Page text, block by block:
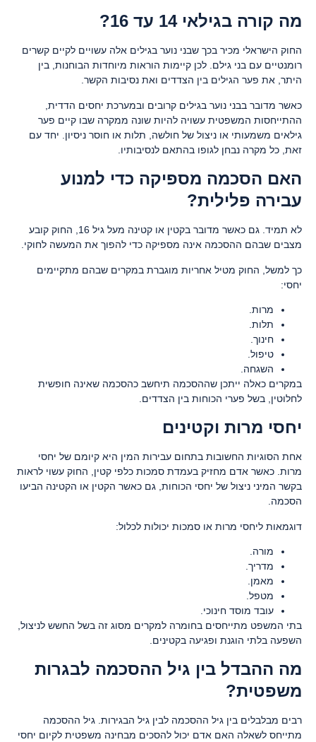
מה קורה בגילאי 14 עד 16?
החוק הישראלי מכיר בכך שבני נוער בגילים אלה עשויים לקיים קשרים
רומנטיים עם בני גילם. לכן קיימות הוראות מיוחדות הבוחנות, בין
היתר, את פער הגילים בין הצדדים ואת נסיבות הקשר.
כאשר מדובר בבני נוער בגילים קרובים ובמערכת יחסים הדדית,
ההתייחסות המשפטית עשויה להיות שונה ממקרה שבו קיים פער
גילאים משמעותי או ניצול של חולשה, תלות או חוסר ניסיון. יחד עם
זאת, כל מקרה נבחן לגופו בהתאם לנסיבותיו.
האם הסכמה מספיקה כדי למנוע
עבירה פלילית?
לא תמיד. גם כאשר מדובר בקטין או קטינה מעל גיל 16, החוק קובע
מצבים שבהם ההסכמה אינה מספיקה כדי להפוך את המעשה לחוקי.
כך למשל, החוק מטיל אחריות מוגברת במקרים שבהם מתקיימים
יחסי:
מרות.
תלות.
חינוך.
טיפול.
השגחה.
במקרים כאלה ייתכן שההסכמה תיחשב כהסכמה שאינה חופשית
לחלוטין, בשל פערי הכוחות בין הצדדים.
יחסי מרות וקטינים
אחת הסוגיות החשובות בתחום עבירות המין היא קיומם של יחסי
מרות. כאשר אדם מחזיק בעמדת סמכות כלפי קטין, החוק עשוי לראות
בקשר המיני ניצול של יחסי הכוחות, גם כאשר הקטין או הקטינה הביעו
הסכמה.
דוגמאות ליחסי מרות או סמכות יכולות לכלול:
מורה.
מדריך.
מאמן.
מטפל.
עובד מוסד חינוכי.
בתי המשפט מתייחסים בחומרה למקרים מסוג זה בשל החשש לניצול,
השפעה בלתי הוגנת ופגיעה בקטינים.
מה ההבדל בין גיל ההסכמה לבגרות
משפטית?
רבים מבלבלים בין גיל ההסכמה לבין גיל הבגירות. גיל ההסכמה
מתייחס לשאלה האם אדם יכול להסכים מבחינה משפטית לקיום יחסי